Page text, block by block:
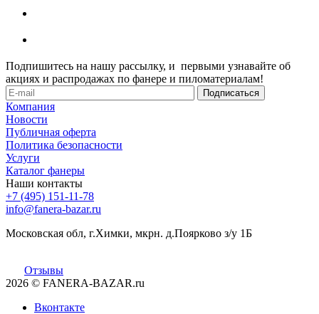
Подпишитесь на нашу рассылку, и первыми узнавайте об
акциях и распродажах по фанере и пиломатериалам!
Компания
Новости
Публичная оферта
Политика безопасности
Услуги
Каталог фанеры
Наши контакты
+7 (495) 151-11-78
info@fanera-bazar.ru
Московская обл, г.Химки, мкрн. д.Поярково з/у 1Б
Отзывы
2026 © FANERA-BAZAR.ru
Вконтакте